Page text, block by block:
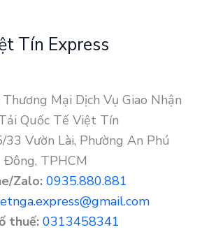
Tín Express
Mại Dịch Vụ Giao Nhận
Quốc Tế Việt Tín
Vườn Lài, Phường An Phú
Đông, TPHCM
Zalo: 0935.880.881
thuế: 0313458341